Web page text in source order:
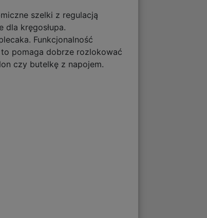
szelki z regulacją
kręgosłupa.
Funkcjonalność
pomaga dobrze rozlokować
czy butelkę z napojem.